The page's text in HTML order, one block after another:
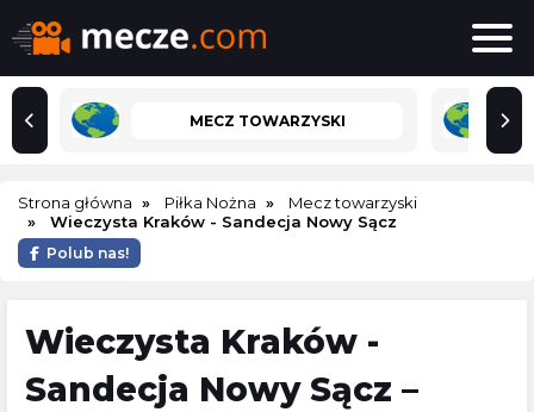
MECZ TOWARZYSKI
Strona główna Piłka Nożna
Mecz towarzyski
Wieczysta Kraków - Sandecja Nowy Sącz
Polub nas!
Wieczysta Kraków -
Sandecja Nowy Sącz –